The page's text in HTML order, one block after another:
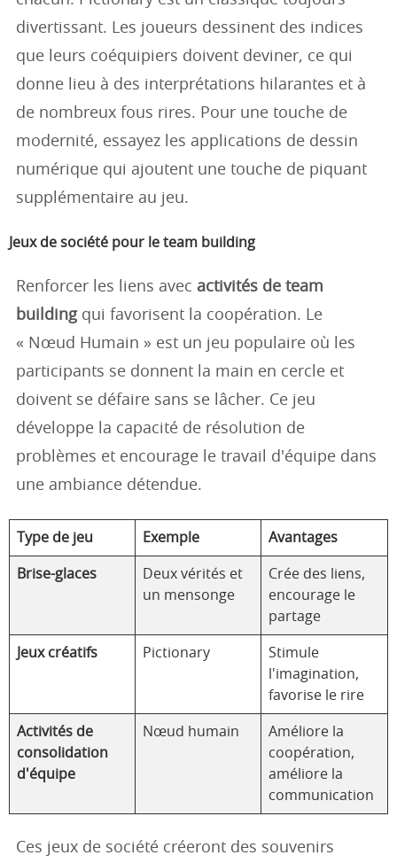
divertissant. Les joueurs dessinent des indices
que leurs coéquipiers doivent deviner, ce qui
donne lieu à des interprétations hilarantes et à
de nombreux fous rires. Pour une touche de
modernité, essayez les applications de dessin
numérique qui ajoutent une touche de piquant
supplémentaire au jeu.
Jeux de société pour le team building
Renforcer les liens avec activités de team
buildingqui favorisent la coopération. Le
« Nœud Humain » est un jeu populaire où les
participants se donnent la main en cercle et
doivent se défaire sans se lâcher. Ce jeu
développe la capacité de résolution de
problèmes et encourage le travail d'équipe dans
une ambiance détendue.
Type de jeu Exemple Avantages
Brise-glaces
Deux vérités et
un mensonge
Crée des liens,
encourage le
partage
Jeux créatifs Pictionary
Stimule
l'imagination,
favorise le rire
Activités de
consolidation
d'équipe
Nœud humain
Améliore la
coopération,
améliore la
communication
Ces jeux de société créeront des souvenirs